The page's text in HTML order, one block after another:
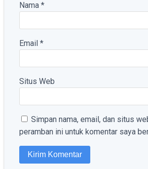
Nama *
Email *
Situs Web
Simpan nama, email, dan situs
peramban ini untuk komentar saya